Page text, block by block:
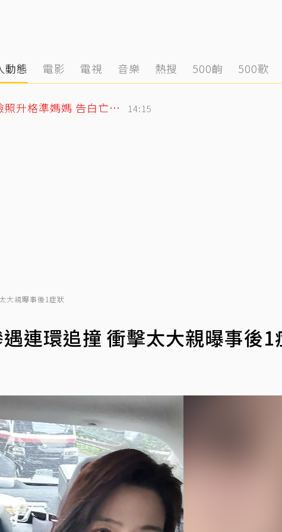
動態 電影 電視 音樂 熱搜 500齣 500歌
北影影后李亦捷父親節拋喜訊！曬產檢照升格準媽媽 告白亡父超感人 14:15
大親曝事後1症狀
連環追撞 衝擊太大親曝事後1